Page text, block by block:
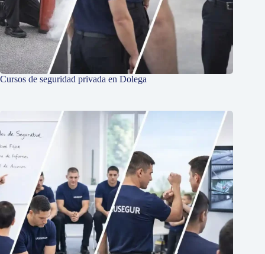
Cursos de seguridad privada en Dolega